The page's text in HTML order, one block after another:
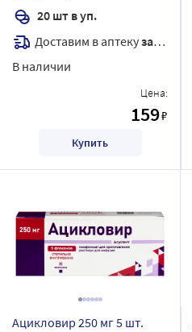
20 шт в уп.
Доставим в аптекузавтра
В наличии
Цена:
159₽
Купить
Ацикловир 250 мг 5 шт.